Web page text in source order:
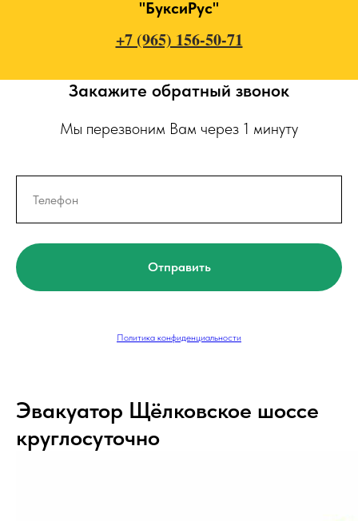
"БуксиРус"
+7 (965) 156-50-71
Закажите обратный звонок
Мы перезвоним Вам через 1 минуту
Отправить
Политика конфиденциальности
Эвакуатор Щёлковское шоссе
круглосуточно